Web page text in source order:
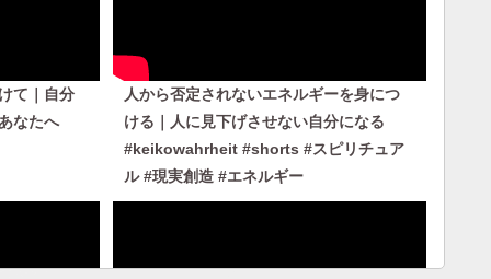
て｜自分
なたへ
人から否定されないエネルギーを身につ
ける｜人に見下げさせない自分になる
#keikowahrheit #shorts #スピリチュア
ル #現実創造 #エネルギー